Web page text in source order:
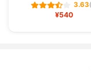
3.63
¥540